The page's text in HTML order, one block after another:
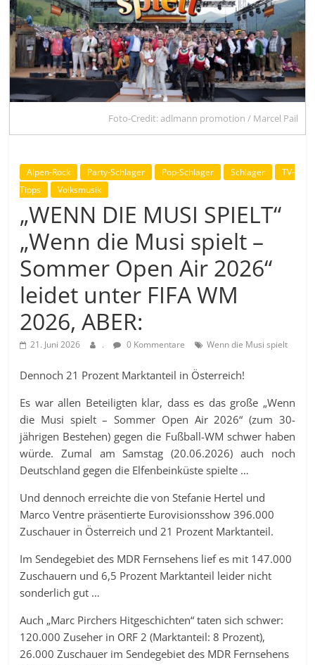
Foto-Credit: adlmann promotion / Marcel Pail
Alpen-Rock Party-Schlager Pop-Schlager Schlager
TV-
Tipps
Volksmusik
„WENN DIE MUSI SPIELT“
„Wenn die Musi spielt –
Sommer Open Air 2026“
leidet unter FIFA WM
2026, ABER:
21. Juni 2026 . 0 Kommentare Wenn die Musi spielt
Dennoch 21 Prozent Marktanteil in Österreich!
Es war allen Beteiligten klar, dass es das große „Wenn
die Musi spielt – Sommer Open Air 2026“ (zum 30-
jährigen Bestehen) gegen die Fußball-WM schwer haben
würde. Zumal am Samstag (20.06.2026) auch noch
Deutschland gegen die Elfenbeinküste spielte …
Und dennoch erreichte die von Stefanie Hertel und
Marco Ventre präsentierte Eurovisionsshow 396.000
Zuschauer in Österreich und 21 Prozent Marktanteil.
Im Sendegebiet des MDR Fernsehens lief es mit 147.000
Zuschauern und 6,5 Prozent Marktanteil leider nicht
sonderlich gut …
Auch „Marc Pirchers Hitgeschichten“ taten sich schwer:
120.000 Zuseher in ORF 2 (Marktanteil: 8 Prozent),
26.000 Zuschauer im Sendegebiet des MDR Fernsehens